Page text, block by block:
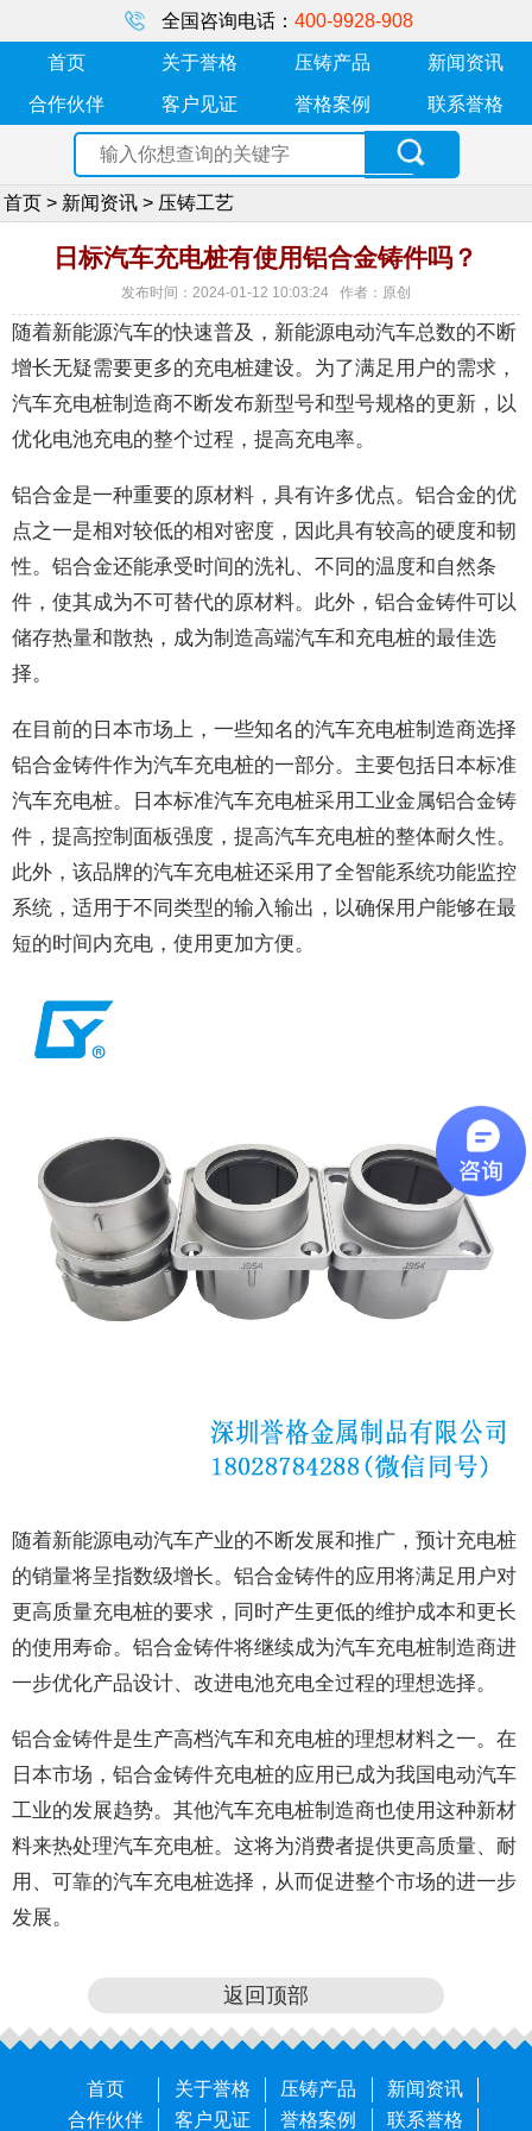
全国咨询电话： 400-9928-908
首页 关于誉格 压铸产品 新闻资讯
合作伙伴 客户见证 誉格案例 联系誉格
首页 > 新闻资讯 > 压铸工艺
日标汽车充电桩有使用铝合金铸件吗？
发布时间：2024-01-12 10:03:24 作者：原创
随着新能源汽车的快速普及，新能源电动汽车总数的不断
增长无疑需要更多的充电桩建设。为了满足用户的需求，
汽车充电桩制造商不断发布新型号和型号规格的更新，以
优化电池充电的整个过程，提高充电率。
铝合金是一种重要的原材料，具有许多优点。铝合金的优
点之一是相对较低的相对密度，因此具有较高的硬度和韧
性。铝合金还能承受时间的洗礼、不同的温度和自然条
件，使其成为不可替代的原材料。此外，铝合金铸件可以
储存热量和散热，成为制造高端汽车和充电桩的最佳选
择。
在目前的日本市场上，一些知名的汽车充电桩制造商选择
铝合金铸件作为汽车充电桩的一部分。主要包括日本标准
汽车充电桩。日本标准汽车充电桩采用工业金属铝合金铸
件，提高控制面板强度，提高汽车充电桩的整体耐久性。
此外，该品牌的汽车充电桩还采用了全智能系统功能监控
系统，适用于不同类型的输入输出，以确保用户能够在最
短的时间内充电，使用更加方便。
随着新能源电动汽车产业的不断发展和推广，预计充电桩
的销量将呈指数级增长。铝合金铸件的应用将满足用户对
更高质量充电桩的要求，同时产生更低的维护成本和更长
的使用寿命。铝合金铸件将继续成为汽车充电桩制造商进
一步优化产品设计、改进电池充电全过程的理想选择。
铝合金铸件是生产高档汽车和充电桩的理想材料之一。在
日本市场，铝合金铸件充电桩的应用已成为我国电动汽车
工业的发展趋势。其他汽车充电桩制造商也使用这种新材
料来热处理汽车充电桩。这将为消费者提供更高质量、耐
用、可靠的汽车充电桩选择，从而促进整个市场的进一步
发展。
返回顶部
首页 关于誉格 压铸产品
新闻资讯
合作伙伴
客户见证 誉格案例 联系誉格